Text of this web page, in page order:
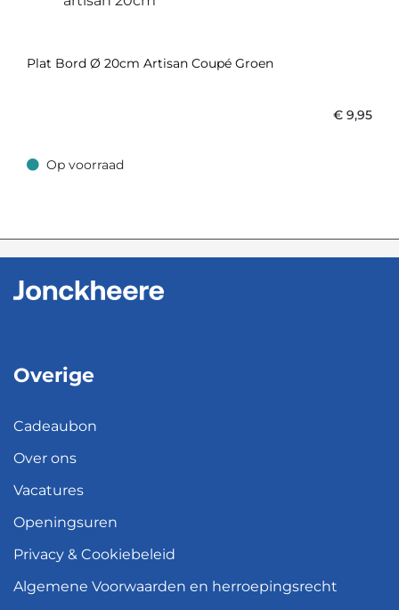
Plat Bord Ø 20cm Artisan Coupé Groen
€ 9,95
Op voorraad
Op voorraad
Overige
Cadeaubon
Over ons
Vacatures
Openingsuren
Privacy & Cookiebeleid
Algemene Voorwaarden en herroepingsrecht